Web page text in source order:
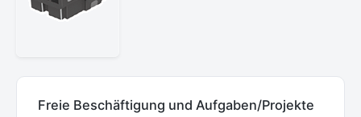
Freie Beschäftigung und Aufgaben/Projekte